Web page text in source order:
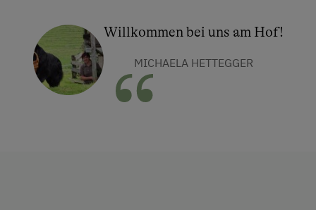
Willkommen bei uns am Hof!
MICHAELA HETTEGGER